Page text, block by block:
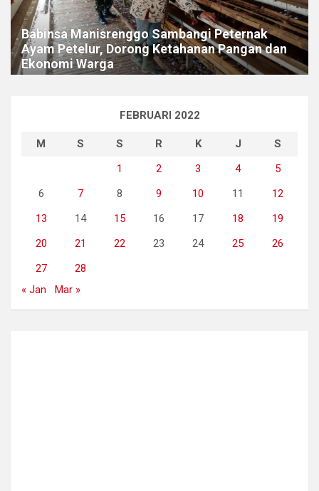
Babinsa Manisrenggo Sambangi Peternak
Ayam Petelur, Dorong Ketahanan Pangan dan
Ekonomi Warga
FEBRUARI 2022
M S S R K J
S
1
2 3 4
5
6
7 8 9 10 11
12
13
14 15 16 17 18
19
20
21 22 23 24 25
26
27
28
« Jan
Mar »